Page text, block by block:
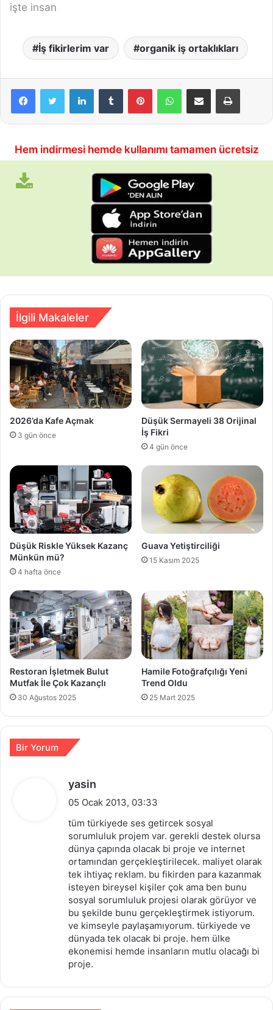
işte insan
İş fikirlerim var organik iş ortaklıkları
LinkedInTumblrPinterestWhatsAppE-Posta ile paylaşYazdır
Hem indirmesi hemde kullanımı tamamen ücretsiz
İlgili Makaleler
2026’da Kafe Açmak
3 gün önce
Düşük Sermayeli 38 Orijinal
İş Fikri
4 gün önce
Düşük Riskle Yüksek Kazanç
Münkün mü?
4 hafta önce
Guava Yetiştirciliği
15 Kasım 2025
Restoran İşletmek Bulut
Mutfak İle Çok Kazançlı
30 Ağustos 2025
Hamile Fotoğrafçılığı Yeni
Trend Oldu
25 Mart 2025
Bir Yorum
yasin
e
i
k
i
:
05 Ocak 2013, 03:33
tüm türkiyede ses getircek sosyal
sorumluluk projem var. gerekli destek olursa
dünya çapında olacak bi proje ve internet
ortamından gerçekleştirilecek. maliyet olarak
tek ihtiyaç reklam. bu fikirden para kazanmak
isteyen bireysel kişiler çok ama ben bunu
sosyal sorumluluk projesi olarak görüyor ve
bu şekilde bunu gerçekleştirmek istiyorum.
ve kimseyle paylaşamıyorum. türkiyede ve
dünyada tek olacak bi proje. hem ülke
ekonemisi hemde insanların mutlu olacağı bi
proje.